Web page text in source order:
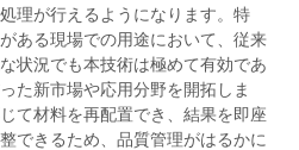
理が行えるようになります。特
ある現場での用途において、従来
状況でも本技術は極めて有効であ
た新市場や応用分野を開拓しま
て材料を再配置でき、結果を即座
できるため、品質管理がはるかに